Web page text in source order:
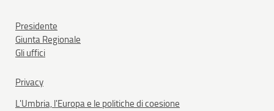
Presidente
Giunta Regionale
Gli uffici
Privacy
L'Umbria, l'Europa e le politiche di coesione